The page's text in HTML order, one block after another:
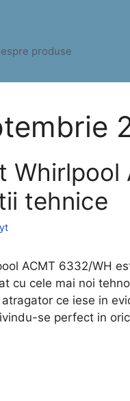
produse
tehnice
ACMT 6332/WH
cu cele mai noi
ce iese in
se perfect in